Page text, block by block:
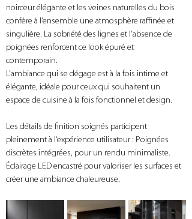
noirceur élégante et les veines naturelles du bois
confère à l’ensemble une atmosphère raffinée et
singulière. La sobriété des lignes et l’absence de
poignées renforcent ce look épuré et
contemporain.
L’ambiance qui se dégage est à la fois intime et
élégante, idéale pour ceux qui souhaitent un
espace de cuisine à la fois fonctionnel et design.
Les détails de finition soignés participent
pleinement à l’expérience utilisateur : Poignées
discrètes intégrées, pour un rendu minimaliste.
Éclairage LED encastré pour valoriser les surfaces et
créer une ambiance chaleureuse.